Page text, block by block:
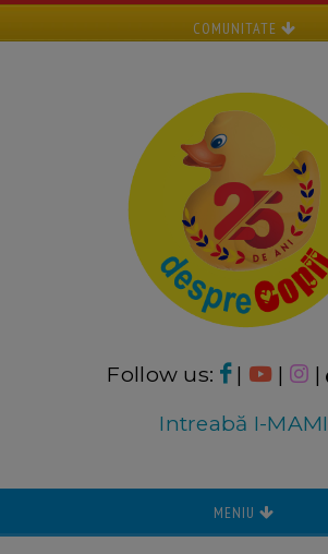
COMUNITATE
Follow us: | | |
Intreabă I-MAMI
MENIU